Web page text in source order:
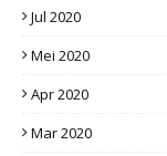
Jul 2020
Mei 2020
Apr 2020
Mar 2020